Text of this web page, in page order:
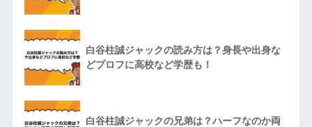
白谷柱誠ジャックの読み方は？身長や出身な
どプロフに高校など学歴も！
白谷柱誠ジャックの兄弟は？ハーフなのか両